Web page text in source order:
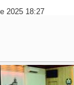
2025 18:27